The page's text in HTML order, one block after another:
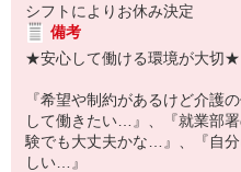
シフトによりお休み決定
備考
★安心して働ける環境が大切★
『希望や制約があるけど介護
して働きたい…』、『就業部
験でも大丈夫かな…』、『自
しい…』